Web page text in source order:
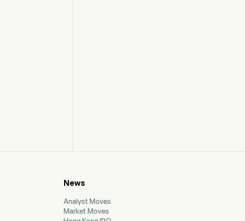
News
Analyst Moves
Market Moves